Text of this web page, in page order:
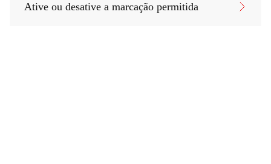
Ative ou desative a marcação permitida